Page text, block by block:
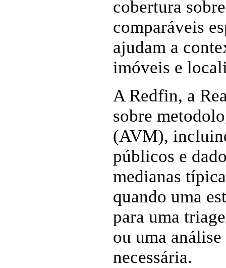
cobertura
comparáveis
ajudam a
imóveis e
A Redfin, a
sobre
(AVM),
públicos e
medianas
quando uma
para uma
ou uma
necessária.